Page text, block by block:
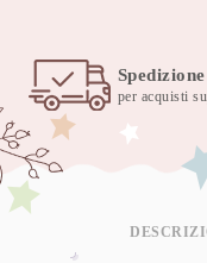
per acquisti